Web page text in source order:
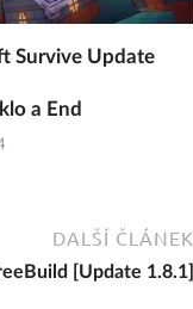
Survive Update
a End
DALŠÍ ČLÁNEK
[Update 1.8.1]